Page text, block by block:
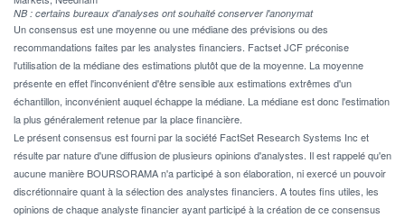
NB : certains bureaux d'analyses ont souhaité conserver l'anonymat
Un consensus est une moyenne ou une médiane des prévisions ou des
recommandations faites par les analystes financiers. Factset JCF préconise
l'utilisation de la médiane des estimations plutôt que de la moyenne. La moyenne
présente en effet l'inconvénient d'être sensible aux estimations extrêmes d'un
échantillon, inconvénient auquel échappe la médiane. La médiane est donc l'estimation
la plus généralement retenue par la place financière.
Le présent consensus est fourni par la société FactSet Research Systems Inc et
résulte par nature d'une diffusion de plusieurs opinions d'analystes. Il est rappelé qu'en
aucune manière BOURSORAMA n'a participé à son élaboration, ni exercé un pouvoir
discrétionnaire quant à la sélection des analystes financiers. A toutes fins utiles, les
opinions de chaque analyste financier ayant participé à la création de ce consensus